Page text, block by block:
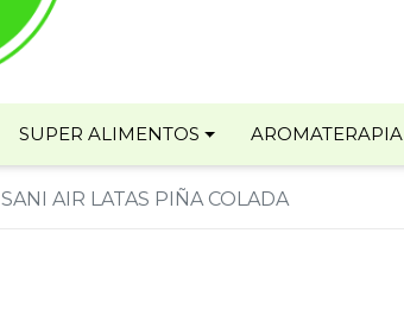
SUPER ALIMENTOS AROMATERAPIA
SANI AIR LATAS PIÑA COLADA